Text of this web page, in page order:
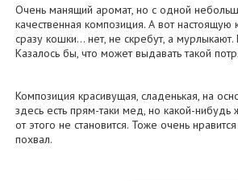
Очень манящий аромат, но с одной
качественная композиция. А вот
сразу кошки… нет, не скребут, а
Казалось бы, что может выдавать такой
Композиция красивущая, сладенькая, на
здесь есть прям-таки мед, но какой-
от этого не становится. Тоже очень
похвал.